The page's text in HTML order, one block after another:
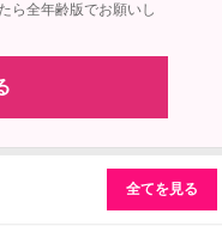
ら全年齢版でお願いし
全てを見る